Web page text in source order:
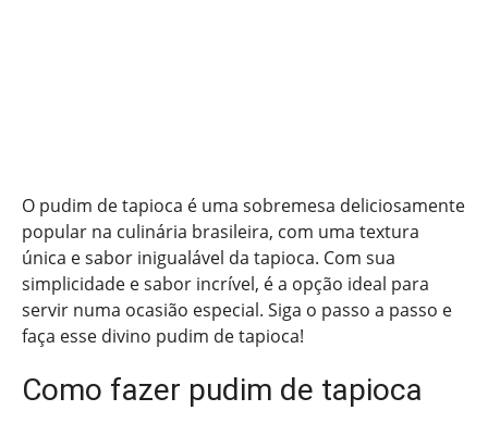
O pudim de tapioca é uma sobremesa deliciosamente
popular na culinária brasileira, com uma textura
única e sabor inigualável da tapioca. Com sua
simplicidade e sabor incrível, é a opção ideal para
servir numa ocasião especial. Siga o passo a passo e
faça esse divino pudim de tapioca!
Como fazer pudim de tapioca